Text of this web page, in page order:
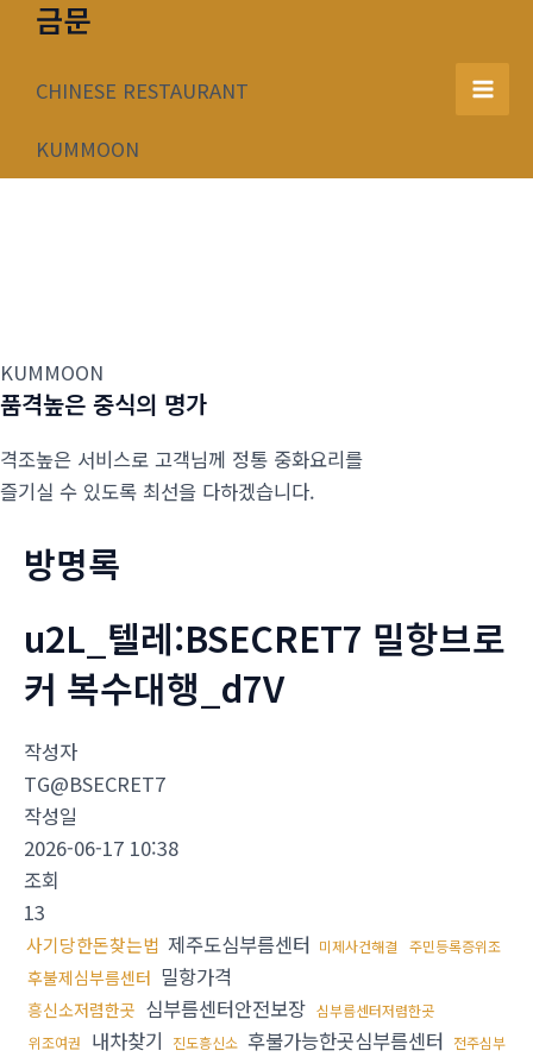
너
금문
CHINESE RESTAURANT
KUMMOON
Main
KUMMOON
품격높은 중식의 명가
격조높은 서비스로 고객님께 정통 중화요리를
즐기실 수 있도록 최선을 다하겠습니다.
방명록
u2L_텔레:BSECRET7 밀항브로
커 복수대행_d7V
작성자
TG@BSECRET7
작성일
2026-06-17 10:38
조회
13
사기당한돈찾는법 제주도심부름센터 미제사건해결 주민등록증위조
후불제심부름센터 밀항가격
흥신소저렴한곳 심부름센터안전보장 심부름센터저렴한곳
위조여권
내차찾기 진도흥신소 후불가능한곳심부름센터 전주심부